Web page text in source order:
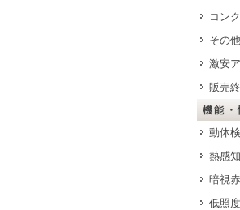
コン
その
激安
販売
機能
動体
熱感
暗視
低照